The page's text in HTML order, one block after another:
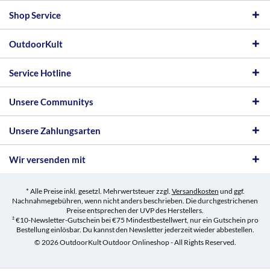
Shop Service
OutdoorKult
Service Hotline
Unsere Communitys
Unsere Zahlungsarten
Wir versenden mit
* Alle Preise inkl. gesetzl. Mehrwertsteuer zzgl. Versandkosten und ggf.
Nachnahmegebühren, wenn nicht anders beschrieben. Die durchgestrichenen
Preise entsprechen der UVP des Herstellers.
² €10-Newsletter-Gutschein bei €75 Mindestbestellwert, nur ein Gutschein pro
Bestellung einlösbar. Du kannst den Newsletter jederzeit wieder abbestellen.
© 2026 OutdoorKult Outdoor Onlineshop - All Rights Reserved.